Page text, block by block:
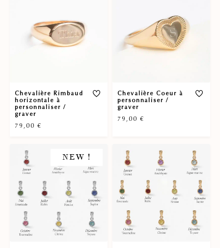
Chevalière Rimbaud
horizontale à
personnaliser /
graver
79,00 €
Chevalière Coeur à
personnaliser /
graver
79,00 €
NEW !